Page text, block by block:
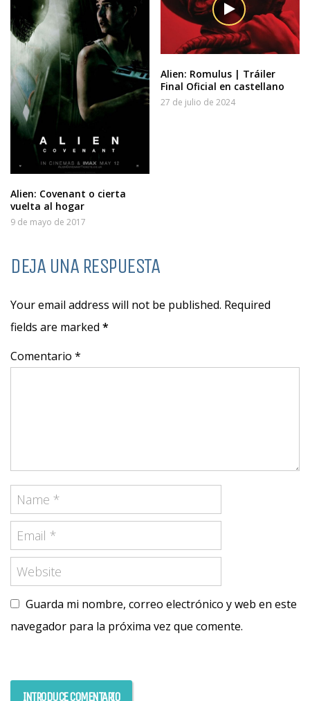
Alien: Covenant o cierta
vuelta al hogar
9 de mayo de 2017
Alien: Romulus | Tráiler
Final Oficial en castellano
27 de julio de 2024
DEJA UNA RESPUESTA
Your email address will not be published. Required
fields are marked *
Comentario *
Guarda mi nombre, correo electrónico y web en este
navegador para la próxima vez que comente.